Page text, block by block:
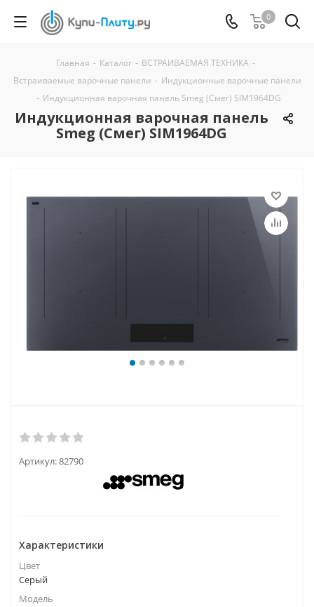
0
Главная - Каталог - ВСТРАИВАЕМАЯ ТЕХНИКА -
Встраиваемые варочные панели - Индукционные варочные панели
- Индукционная варочная панель Smeg (Смег) SIM1964DG
Индукционная варочная панель
Smeg (Смег) SIM1964DG
Артикул:82790
Характеристики
Цвет
Серый
Модель